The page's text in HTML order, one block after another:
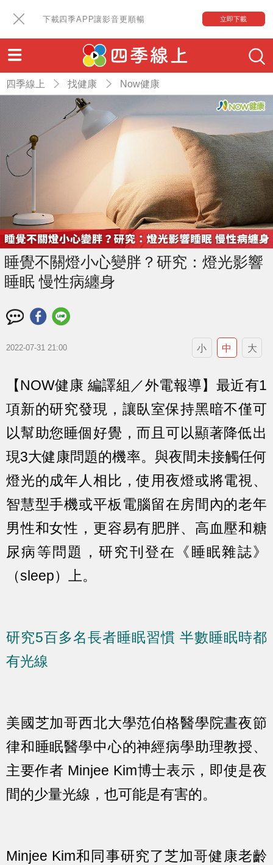
下載四季APP讓影音更順暢 立即下載
四季線上 找健康 Now健康
睡覺不關燈小心變胖？研究：燈光影響
睡眠 慢性病纏身
2022-07-31 21:00 小 中 大
【NOW健康 編譯組／外電報導】最近有1
項新的研究發現，讓臥室保持黑暗不僅可
以幫助您睡個好覺，而且可以顯著降低出
現3大健康問題的機率。與夜間未接觸任何
燈光的成年人相比，使用夜燈或將電視、
智慧型手機或平板電腦留在房間內的老年
男性和女性，更容易有肥胖、高血壓和糖
尿病等問題，研究刊登在《睡眠雜誌》
（sleep）上。
研究5百多名長者睡眠習慣 半數睡眠時都
有光線
美國芝加哥西北大學范伯格醫學院晝夜節
律和睡眠醫學中心的神經病學助理教授、
主要作者 Minjee Kim博士表示，即使是夜
間的少量光線，也可能是有害的。
Minjee Kim和同事研究了芝加哥健康老齡